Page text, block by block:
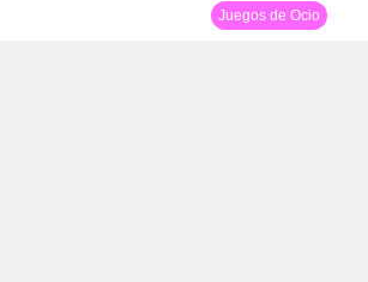
Juegos de Ocio